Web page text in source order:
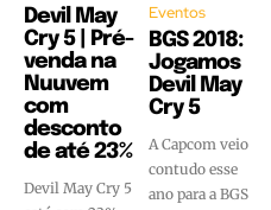
Devil May
Cry 5 | Pré-
venda na
Nuuvem
com
desconto
de até 23%
Devil May Cry 5
Eventos
BGS 2018:
Jogamos
Devil May
Cry 5
A Capcom veio
contudo esse
ano para a BGS